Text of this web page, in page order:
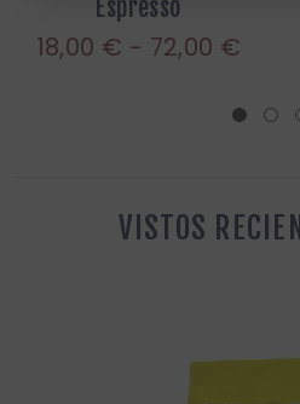
Espresso
18,00 € - 72,00 €
VISTOS